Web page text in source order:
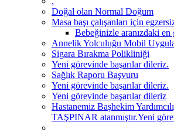
Doğal olan Normal Doğum
Masa başı çalışanları için
Bebeğinizle aranızdaki en
Annelik Yolculuğu Mobil
Sigara Bırakma Polikliniği
Yeni görevinde başarılar dileriz.
Sağlık Raporu Başvuru
Yeni görevinde başarılar dileriz.
Yeni görevinde başarılar dileriz
Hastanemiz Başhekim
TAŞPINAR atanmıştır.Yeni